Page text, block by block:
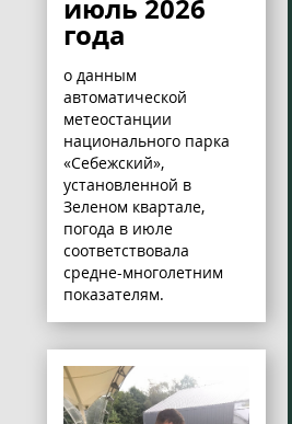
июль 2026
года
о данным
автоматической
метеостанции
национального парка
«Себежский»,
установленной в
Зеленом квартале,
погода в июле
соответствовала
средне-многолетним
показателям.